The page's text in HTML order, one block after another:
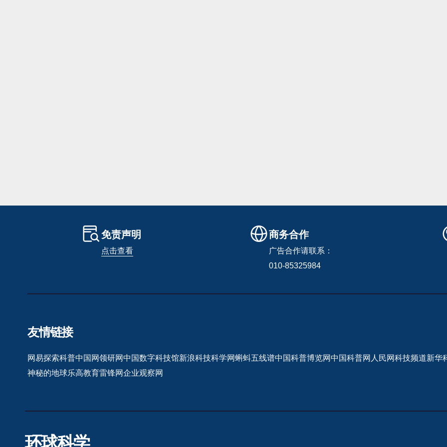
免责声明
点击查看
商务合作
广告合作请联系：
010-85325984
友情链接
网易探索科普中国网领研网中国数字科技馆新浪科技科学网蝌蚪五线谱中国科普博览网中国科普网 人民网科技频道新华
神秘的地球乐高教育雷锋网企业观察网
环球科学